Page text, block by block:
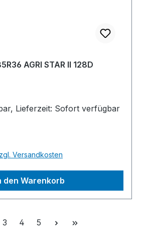
AGRI STAR II 128D
Lieferzeit: Sofort verfügbar
Versandkosten
den Warenkorb
Seite
3 Seite
4 Seite
5